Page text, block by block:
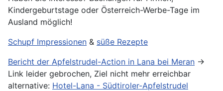
Kindergeburtstage oder Österreich-Werbe-Tage im
Ausland möglich!
Schupf Impressionen & süße Rezepte
Bericht der Apfelstrudel-Action in Lana bei Meran ->
Link leider gebrochen, Ziel nicht mehr erreichbar
alternative: Hotel-Lana - Südtiroler-Apfelstrudel